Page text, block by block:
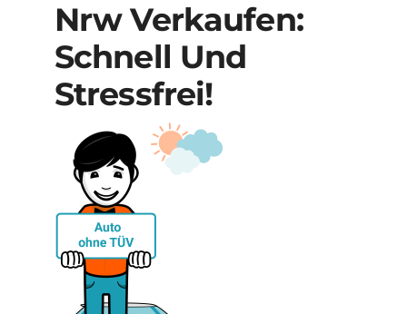
Nrw Verkaufen:
Schnell Und
Stressfrei!